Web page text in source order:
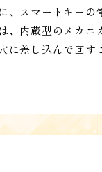
、スマートキー
、内蔵型のメカ
に差し込んで回す